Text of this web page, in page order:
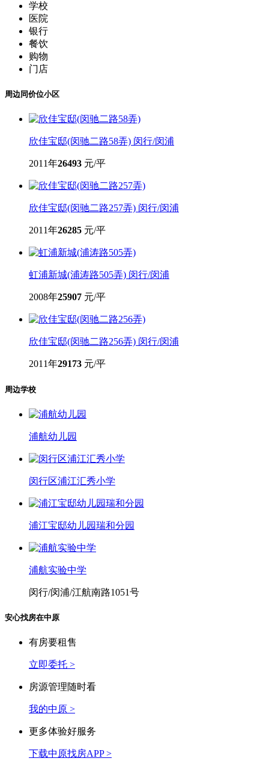
学校
医院
银行
餐饮
购物
门店
周边同价位小区
欣佳宝邸(闵驰二路58弄) 闵行/闵浦
2011年26493 元/平
欣佳宝邸(闵驰二路257弄) 闵行/闵浦
2011年26285 元/平
虹浦新城(浦涛路505弄) 闵行/闵浦
2008年25907 元/平
欣佳宝邸(闵驰二路256弄) 闵行/闵浦
2011年29173 元/平
周边学校
浦航幼儿园
闵行区浦江汇秀小学
浦江宝邸幼儿园瑞和分园
浦航实验中学
闵行/闵浦/江航南路1051号
安心找房在中原
有房要租售
立即委托 >
房源管理随时看
我的中原 >
更多体验好服务
下载中原找房APP >